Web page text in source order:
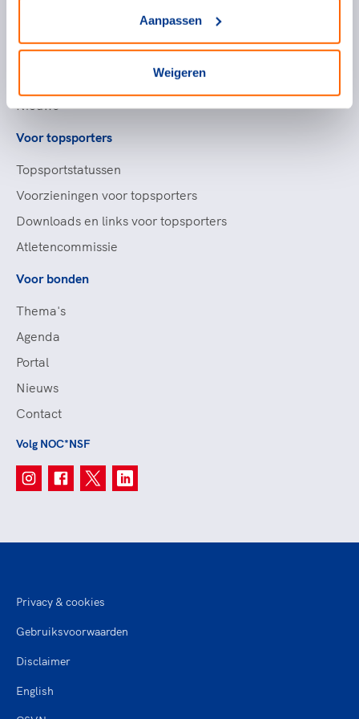
Aanpassen
Weigeren
Werken bij NOC*NSF
Nieuws
Voor topsporters
Topsportstatussen
Voorzieningen voor topsporters
Downloads en links voor topsporters
Atletencommissie
Voor bonden
Thema's
Agenda
Portal
Nieuws
Contact
Volg NOC*NSF
Privacy & cookies
Gebruiksvoorwaarden
Disclaimer
English